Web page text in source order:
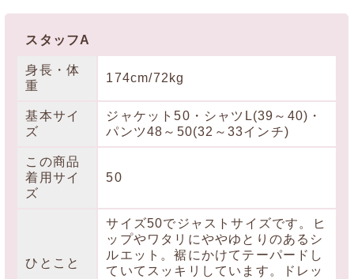
スタッフA
身長・体
重
174cm/72kg
基本サイ
ズ
ジャケット50・シャツL(39～40)・
パンツ48～50(32～33インチ)
この商品
着用サイ
ズ
50
ひとこと
サイズ50でジャストサイズです。ヒ
ップやワタリにややゆとりのあるシ
ルエット。裾にかけてテーパードし
ていてスッキリしています。ドレッ